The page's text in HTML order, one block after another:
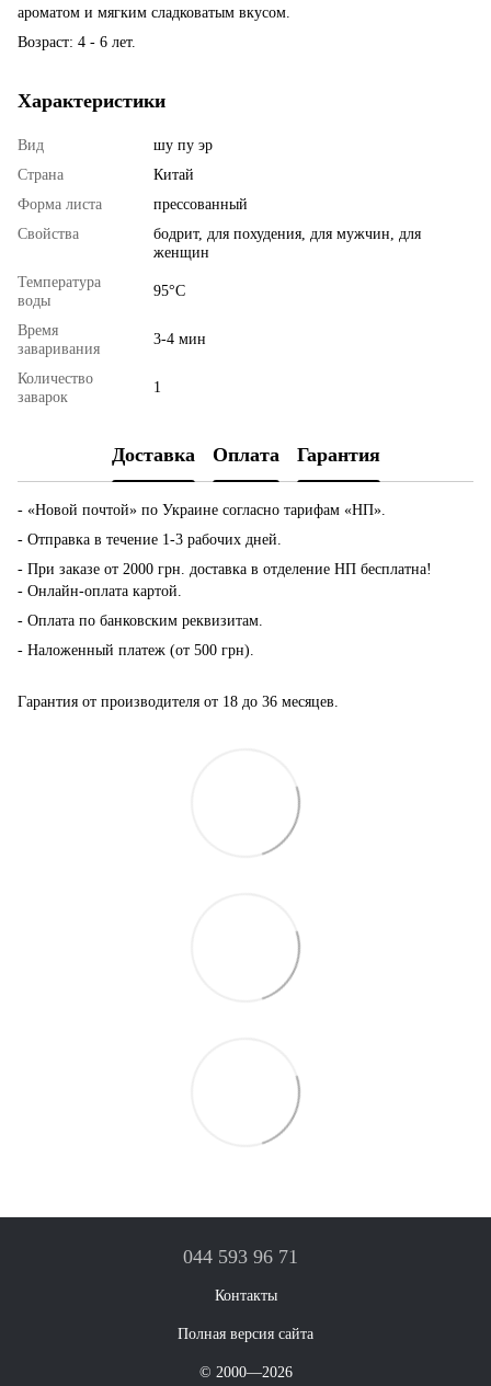
ароматом и мягким сладковатым вкусом.
Возраст: 4 - 6 лет.
Характеристики
Вид
шу пу эр
Страна
Китай
Форма листа
прессованный
Свойства
бодрит, для похудения, для мужчин, для
женщин
Температура
воды
95°С
Время
заваривания
3-4 мин
Количество
заварок
1
Доставка Оплата Гарантия
- «Новой почтой» по Украине согласно тарифам «НП».
- Отправка в течение 1-3 рабочих дней.
- При заказе от 2000 грн. доставка в отделение НП бесплатна!
- Онлайн-оплата картой.
- Оплата по банковским реквизитам.
- Наложенный платеж (от 500 грн).
Гарантия от производителя от 18 до 36 месяцев.
044 593 96 71
Контакты
Полная версия сайта
© 2000—2026